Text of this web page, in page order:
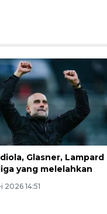
Glasner, Lampard
yang melelahkan
2026 14:51